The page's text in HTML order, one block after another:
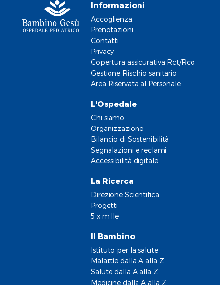
Informazioni
Accoglienza
Prenotazioni
Contatti
Privacy
Copertura assicurativa Rct/Rco
Gestione Rischio sanitario
Area Riservata al Personale
L'Ospedale
Chi siamo
Organizzazione
Bilancio di Sostenibilità
Segnalazioni e reclami
Accessibilità digitale
La Ricerca
Direzione Scientifica
Progetti
5 x mille
Il Bambino
Istituto per la salute
Malattie dalla A alla Z
Salute dalla A alla Z
Medicine dalla A alla Z